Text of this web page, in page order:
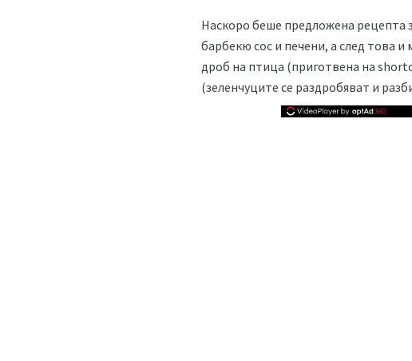
Наскоро беше предложена рецепта
барбекю сос и печени, а след това
дроб на птица (приготвена на
(зеленчуците се раздробяват и